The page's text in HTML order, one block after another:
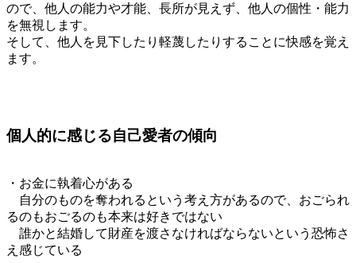
ので、他人の能力や才能、長所が見えず、他人の個性・能力
を無視します。
そして、他人を見下したり軽蔑したりすることに快感を覚え
ます。
個人的に感じる自己愛者の傾向
・お金に執着心がある
自分のものを奪われるという考え方があるので、おごられ
るのもおごるのも本来は好きではない
誰かと結婚して財産を渡さなければならないという恐怖さ
え感じている